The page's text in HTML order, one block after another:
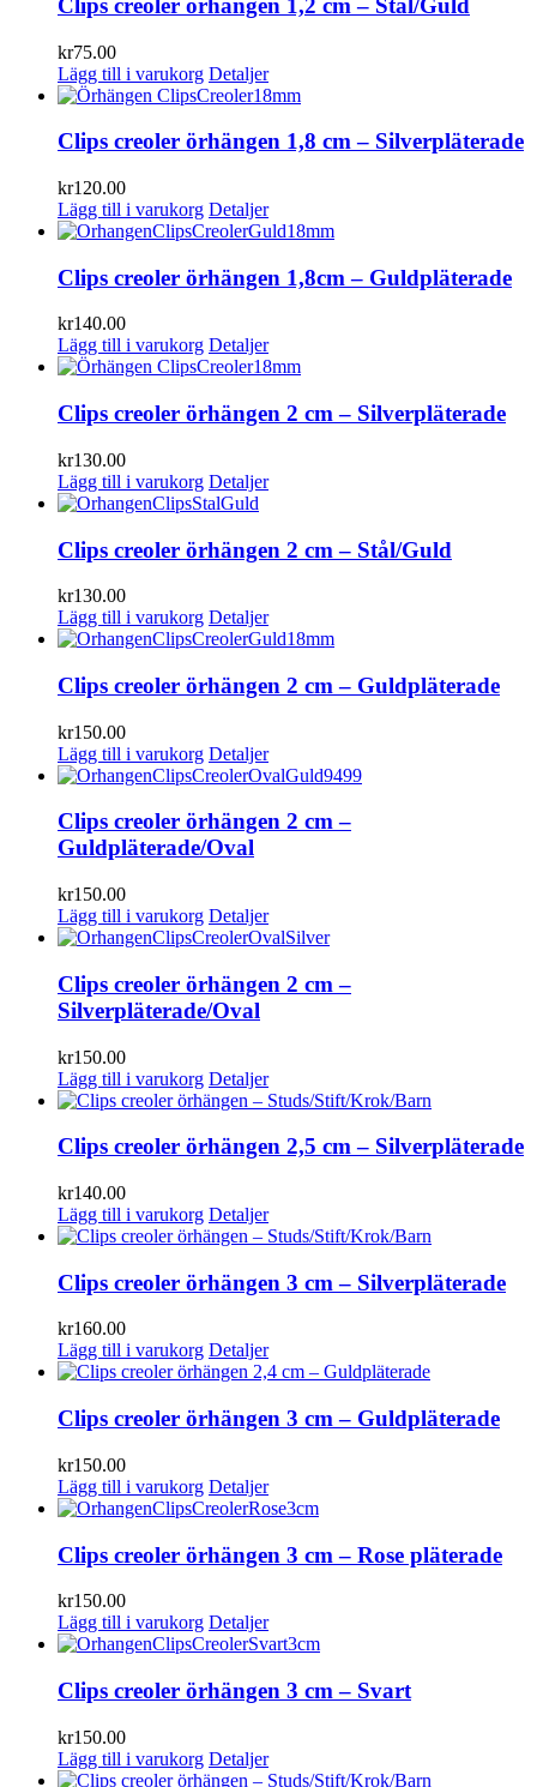
Clips creoler örhängen 1,2 cm – Stål/Guld
kr75.00
Lägg till i varukorg Detaljer
Clips creoler örhängen 1,8 cm – Silverpläterade
kr120.00
Lägg till i varukorg Detaljer
Clips creoler örhängen 1,8cm – Guldpläterade
kr140.00
Lägg till i varukorg Detaljer
Clips creoler örhängen 2 cm – Silverpläterade
kr130.00
Lägg till i varukorg Detaljer
Clips creoler örhängen 2 cm – Stål/Guld
kr130.00
Lägg till i varukorg Detaljer
Clips creoler örhängen 2 cm – Guldpläterade
kr150.00
Lägg till i varukorg Detaljer
Clips creoler örhängen 2 cm –
Guldpläterade/Oval
kr150.00
Lägg till i varukorg Detaljer
Clips creoler örhängen 2 cm –
Silverpläterade/Oval
kr150.00
Lägg till i varukorg Detaljer
Clips creoler örhängen 2,5 cm – Silverpläterade
kr140.00
Lägg till i varukorg Detaljer
Clips creoler örhängen 3 cm – Silverpläterade
kr160.00
Lägg till i varukorg Detaljer
Clips creoler örhängen 3 cm – Guldpläterade
kr150.00
Lägg till i varukorg Detaljer
Clips creoler örhängen 3 cm – Rose pläterade
kr150.00
Lägg till i varukorg Detaljer
Clips creoler örhängen 3 cm – Svart
kr150.00
Lägg till i varukorg Detaljer